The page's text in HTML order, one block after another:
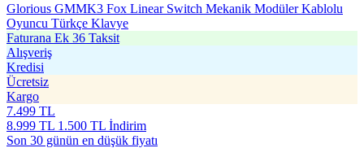
Glorious GMMK3 Fox Linear Switch Mekanik Modüler Kablolu
Oyuncu Türkçe Klavye
Faturana Ek 36 Taksit
Alışveriş
Kredisi
Ücretsiz
Kargo
7.499 TL
8.999 TL 1.500 TL İndirim
Son 30 günün en düşük fiyatı